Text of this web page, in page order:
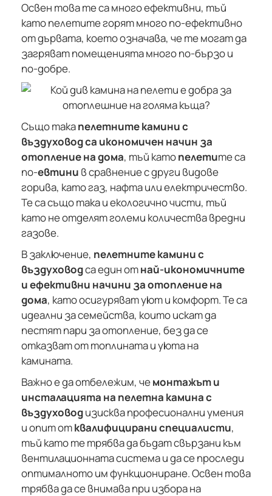
Освен това те са много ефективни, тъй
като пелетите горят много по-ефективно
от дървата, което означава, че те могат да
загряват помещенията много по-бързо и
по-добре.
Също такапелетните камини с
въздуховод са икономичен начин за
отопление на дома, тъй катопелетите са
по-евтини в сравнение с други видове
горива, като газ, нафта или електричество.
Те са също така и екологично чисти, тъй
като не отделят големи количества вредни
газове.
В заключение, пелетните камини с
въздуховодса един отнай-икономичните
и ефективни начини за отопление на
дома, като осигуряват уют и комфорт. Те са
идеални за семейства, които искат да
пестят пари за отопление, без да се
отказват от топлината и уюта на
камината.
Важно е да отбележим, чемонтажът и
инсталацията на пелетна камина с
въздуховодизисква професионални умения
и опит отквалифицирани специалисти,
тъй като те трябва да бъдат свързани към
вентилационната система и да се проследи
оптималното им функциониране. Освен това
трябва да се внимава при избора на